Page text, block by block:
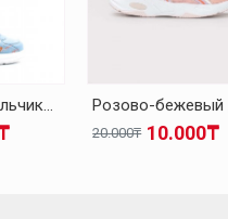
Синий Для Мальчиков Спортивная Обувь 461XCA210
10.000₸
20.000₸